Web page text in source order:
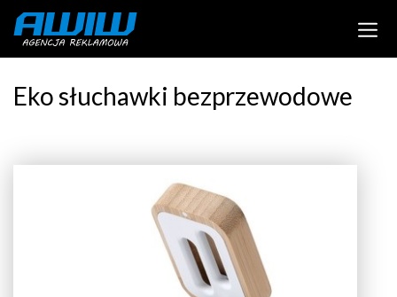
Eko słuchawki bezprzewodowe